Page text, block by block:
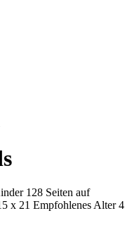
128 Seiten auf
x 21 Empfohlenes Alter 4